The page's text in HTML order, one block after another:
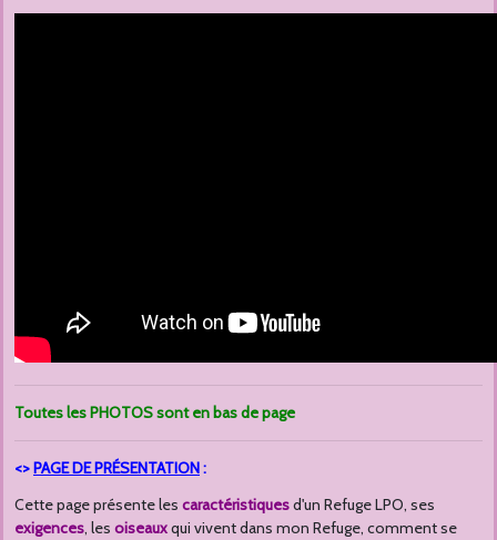
Toutes les PHOTOS sont en bas de page
<>PAGE DEPRÉSENTATION:
Cette page présente les caractéristiquesd'un Refuge LPO, ses
exigences, les oiseauxqui vivent dans mon Refuge, comment se